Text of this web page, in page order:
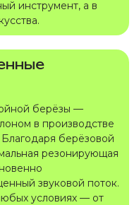
инструмент, а в
берёзы —
в производстве
берёзовой
резонирующая
звуковой поток.
условиях — от